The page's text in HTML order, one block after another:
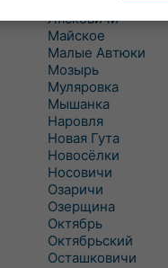
Лясковичи
Майское
Малые Автюки
Мозырь
Муляровка
Мышанка
Наровля
Новая Гута
Новосёлки
Носовичи
Озаричи
Озерщина
Октябрь
Октябрьский
Осташковичи